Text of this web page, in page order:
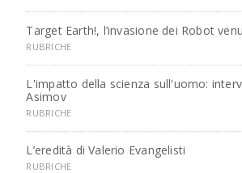
Target Earth!, l’invasione dei Robot
RUBRICHE
L'impatto della scienza sull'uomo:
Asimov
RUBRICHE
L’eredità di Valerio Evangelisti
RUBRICHE